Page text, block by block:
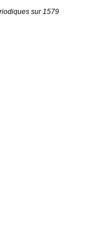
sur 1579